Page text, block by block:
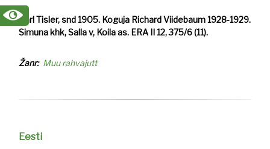
Karl Tisler, snd 1905. Koguja Richard Viidebaum 1928-1929.
Simuna khk, Salla v, Koila as. ERA II 12, 375/6 (11).
Žanr Muu rahvajutt
Eesti